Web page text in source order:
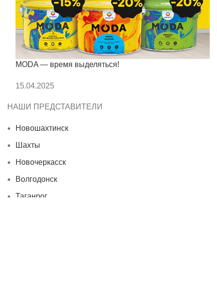
MODA — время выделяться!
15.04.2025
НАШИ ПРЕДСТАВИТЕЛИ
Новошахтинск
Шахты
Новочеркасск
Волгодонск
Таганрог